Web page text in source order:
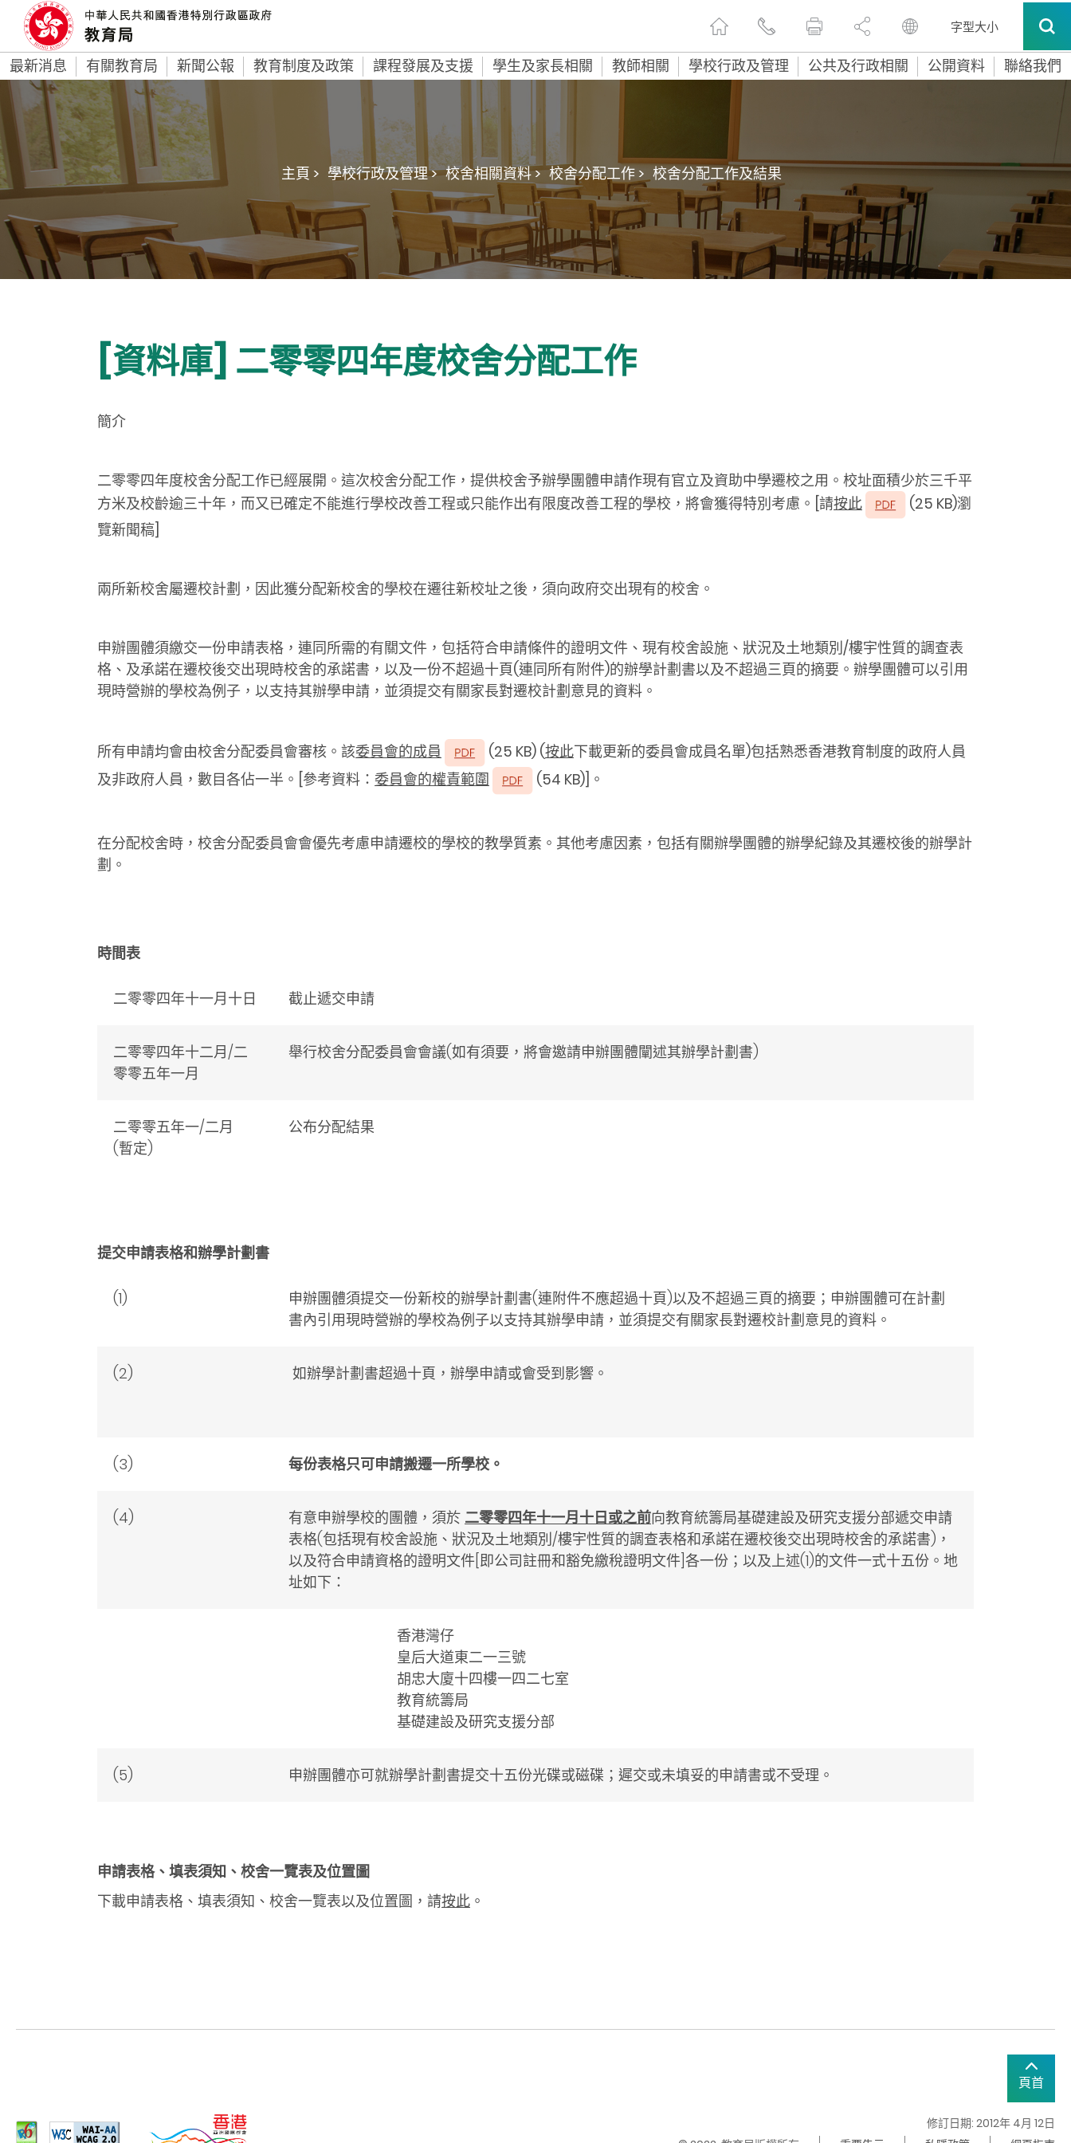
字型大小
最新消息 有關教育局 新聞公報 教育制度及政策 課程發展及支援 學生及家長相關 教師相關 學校行政及管理 公共及行政相關 公開資料 聯絡我們
主頁 > 學校行政及管理 > 校舍相關資料 > 校舍分配工作 > 校舍分配工作及結果
[資料庫] 二零零四年度校舍分配工作
簡介
二零零四年度校舍分配工作已經展開。這次校舍分配工作，提供校舍予辦學團體申請作現有官立及資助中學遷校之用。校址面積少於三千平
方米及校齡逾三十年，而又已確定不能進行學校改善工程或只能作出有限度改善工程的學校，將會獲得特別考慮。[請按此
(25 KB)瀏
覽新聞稿]
兩所新校舍屬遷校計劃，因此獲分配新校舍的學校在遷往新校址之後，須向政府交出現有的校舍。
申辦團體須繳交一份申請表格，連同所需的有關文件，包括符合申請條件的證明文件、現有校舍設施、狀況及土地類別∕樓宇性質的調查表
格、及承諾在遷校後交出現時校舍的承諾書，以及一份不超過十頁(連同所有附件)的辦學計劃書以及不超過三頁的摘要。辦學團體可以引用
現時營辦的學校為例子，以支持其辦學申請，並須提交有關家長對遷校計劃意見的資料。
所有申請均會由校舍分配委員會審核。該委員會的成員 (25 KB) (按此下載更新的委員會成員名單)包括熟悉香港教育制度的政府人員
及非政府人員，數目各佔一半。[參考資料： 委員會的權責範圍 (54 KB)]。
在分配校舍時，校舍分配委員會會優先考慮申請遷校的學校的教學質素。其他考慮因素，包括有關辦學團體的辦學紀錄及其遷校後的辦學計
劃。
時間表
二零零四年十一月十日 截止遞交申請
二零零四年十二月∕二
零零五年一月
舉行校舍分配委員會會議(如有須要，將會邀請申辦團體闡述其辦學計劃書)
二零零五年一/二月
(暫定)
公布分配結果
提交申請表格和辦學計劃書
(1)
申辦團體須提交一份新校的辦學計劃書(連附件不應超過十頁)以及不超過三頁的摘要；申辦團體可在計劃
書內引用現時營辦的學校為例子以支持其辦學申請，並須提交有關家長對遷校計劃意見的資料。
(2) 如辦學計劃書超過十頁，辦學申請或會受到影響。
(3) 每份表格只可申請搬遷一所學校。
(4) 有意申辦學校的團體，須於 二零零四年十一月十日或之前向教育統籌局基礎建設及研究支援分部遞交申請
表格(包括現有校舍設施、狀況及土地類別∕樓宇性質的調查表格和承諾在遷校後交出現時校舍的承諾書)，
以及符合申請資格的證明文件[即公司註冊和豁免繳稅證明文件]各一份；以及上述(1)的文件一式十五份。地
址如下：
香港灣仔
皇后大道東二一三號
胡忠大廈十四樓一四二七室
教育統籌局
基礎建設及研究支援分部
(5) 申辦團體亦可就辦學計劃書提交十五份光碟或磁碟；遲交或未填妥的申請書或不受理。
申請表格、填表須知、校舍一覽表及位置圖
下載申請表格、填表須知、校舍一覽表以及位置圖，請按此 。
頁首
修訂日期: 2012年 4月 12日